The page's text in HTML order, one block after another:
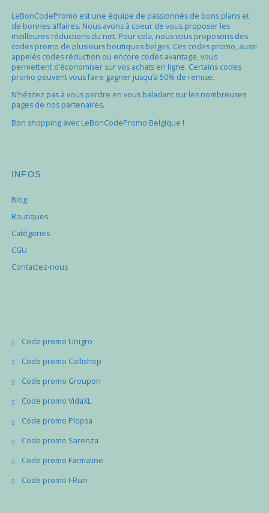
LeBonCodePromo est une équipe de passionnés de bons plans et
de bonnes affaires. Nous avons à coeur de vous proposer les
meilleures réductions du net. Pour cela, nous vous proposons des
codes promo de plusieurs boutiques belges. Ces codes promo, aussi
appelés codes réduction ou encore codes avantage, vous
permettent d’économiser sur vos achats en ligne. Certains codes
promo peuvent vous faire gagner jusqu’à 50% de remise.
N’hésitez pas à vous perdre en vous baladant sur les nombreuses
pages de nos partenaires.
Bon shopping avec LeBonCodePromo Belgique !
INFOS
Blog
Boutiques
Catégories
CGU
Contactez-nous
Code promo Unigro
Code promo Collishop
Code promo Groupon
Code promo VidaXL
Code promo Plopsa
Code promo Sarenza
Code promo Farmaline
Code promo I-Run